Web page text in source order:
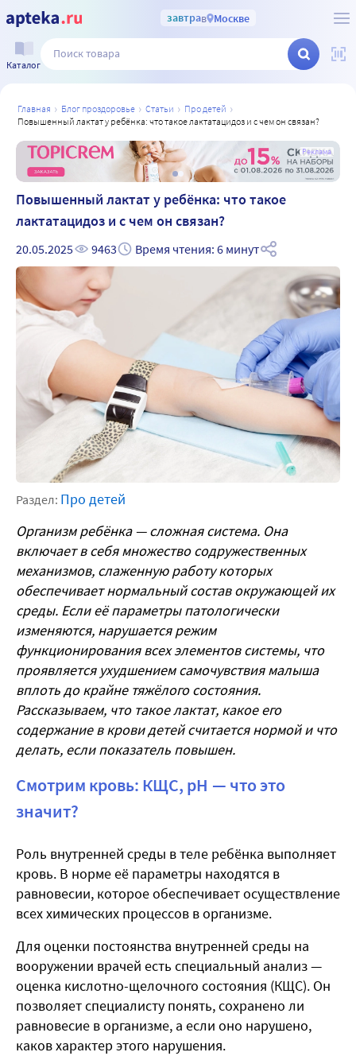
завтрав Москве
Каталог
главная блог проздоровье статьи
про детей
повышенный лактат у ребёнка: что такое лактатацидоз и с чем он связан?
Реклама
Повышенный лактат у ребёнка: что такое
лактатацидоз и с чем он связан?
20.05.2025 9463 Время чтения: 6 минут
Раздел: Про детей
Организм ребёнка — сложная система. Она
включает в себя множество содружественных
механизмов, слаженную работу которых
обеспечивает нормальный состав окружающей их
среды. Если её параметры патологически
изменяются, нарушается режим
функционирования всех элементов системы, что
проявляется ухудшением самочувствия малыша
вплоть до крайне тяжёлого состояния.
Рассказываем, что такое лактат, какое его
содержание в крови детей считается нормой и что
делать, если показатель повышен.
Смотрим кровь: КЩС, рН — что это
значит?
Роль внутренней среды в теле ребёнка выполняет
кровь. В норме её параметры находятся в
равновесии, которое обеспечивает осуществление
всех химических процессов в организме.
Для оценки постоянства внутренней среды на
вооружении врачей есть специальный анализ —
оценка кислотно-щелочного состояния (КЩС). Он
позволяет специалисту понять, сохранено ли
равновесие в организме, а если оно нарушено,
каков характер этого нарушения.